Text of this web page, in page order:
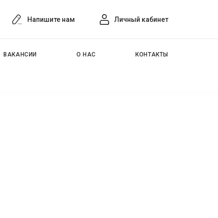
Напишите нам Личный кабинет
ВАКАНСИИ О НАС КОНТАКТЫ